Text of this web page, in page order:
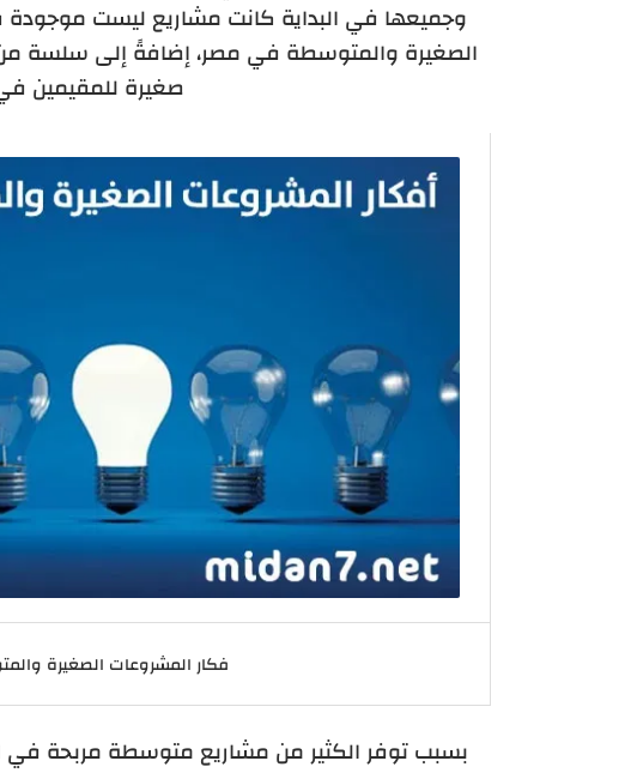
وجميعها في البداية كانت مشاريع ليست
الصغيرة والمتوسطة في مصر، إضافةً إلى سلسة
صغيرة للمقيمين
فكار المشروعات الصغيرة